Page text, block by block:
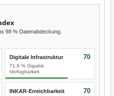
98 % Datenabdeckung.
Digitale Infrastruktur
71,6 % Gigabit-
Verfügbarkeit
70
INKAR-Erreichbarkeit 70